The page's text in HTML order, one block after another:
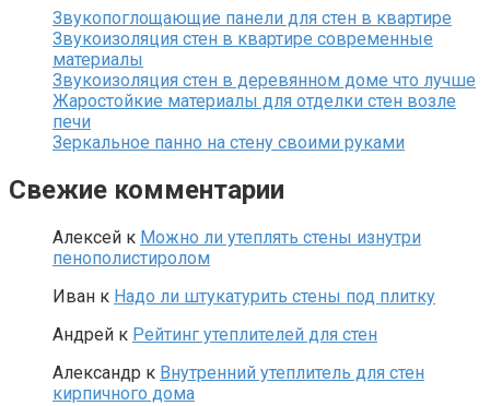
Звукопоглощающие панели для стен в квартире
Звукоизоляция стен в квартире современные
материалы
Звукоизоляция стен в деревянном доме что лучше
Жаростойкие материалы для отделки стен возле
печи
Зеркальное панно на стену своими руками
Свежие комментарии
Алексей к Можно ли утеплять стены изнутри
пенополистиролом
Иван к Надо ли штукатурить стены под плитку
Андрей к Рейтинг утеплителей для стен
Александр к Внутренний утеплитель для стен
кирпичного дома